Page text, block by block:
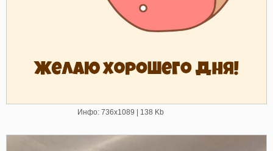
Инфо: 736х1089 | 138 Kb